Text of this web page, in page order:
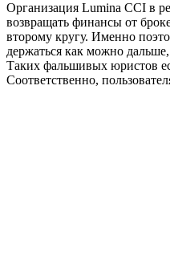
Организация Lumina CCI в
возвращать финансы от
второму кругу. Именно
держаться как можно
Таких фальшивых юристов
Соответственно,